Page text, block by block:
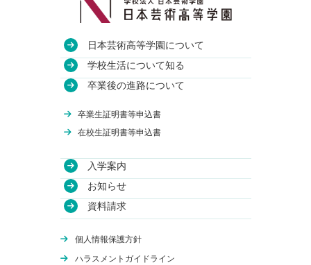
日本芸術高等学園について
教育方針
沿革
関連校
学校生活について知る
授業・校舎について
年間行事について
卒業後の進路について
卒業生証明書等申込書
在校生証明書等申込書
入学案内
学費について
WEB出願
体験授業
オンライン学校説明会
編入学について
お知らせ
資料請求
個人情報保護方針
ハラスメントガイドライン